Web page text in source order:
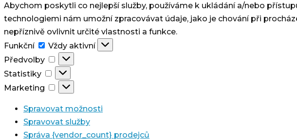
Abychom poskytli co nejlepší služby, používáme k ukládání a/nebo
technologiemi nám umožní zpracovávat údaje, jako je chování při
nepříznivě ovlivnit určité vlastnosti a funkce.
Funkční
Funkční
Vždy aktivní
Předvolby
Předvolby
Statistiky
Statistiky
Marketing
Marketing
Spravovat možnosti
Spravovat služby
Správa {vendor_count} prodejců